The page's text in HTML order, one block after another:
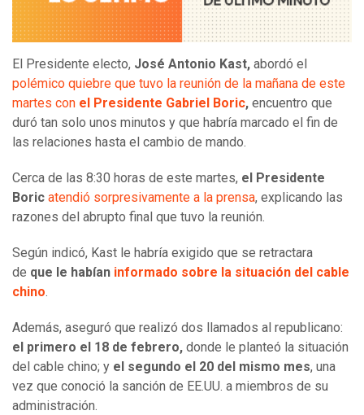
El Presidente electo, José Antonio Kast, abordó el
polémico quiebre que tuvo la reunión de la mañana de este
martes con el Presidente Gabriel Boric, encuentro que
duró tan solo unos minutos y que habría marcado el fin de
las relaciones hasta el cambio de mando.
Cerca de las 8:30 horas de este martes, el Presidente
Boric atendió sorpresivamente a la prensa, explicando las
razones del abrupto final que tuvo la reunión.
Según indicó, Kast le habría exigido que se retractara
de que le habían informado sobre la situación del cable
chino.
Además, aseguró que realizó dos llamados al republicano:
el primero el 18 de febrero, donde le planteó la situación
del cable chino; y el segundo el 20 del mismo mes, una
vez que conoció la sanción de EE.UU. a miembros de su
administración.